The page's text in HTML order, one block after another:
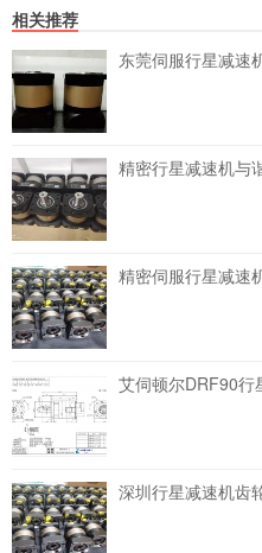
相关推荐
东莞伺服行星减速
精密行星减速机与
精密伺服行星减速
艾伺顿尔DRF90行
深圳行星减速机齿